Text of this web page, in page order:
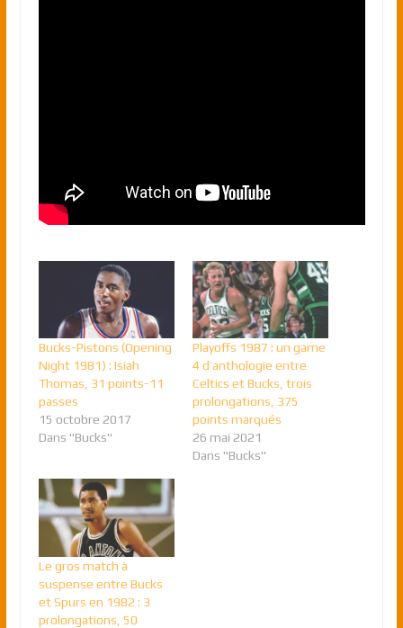
Bucks-Pistons (Opening
Night 1981) : Isiah
Thomas, 31 points-11
passes
15 octobre 2017
Dans "Bucks"
Playoffs 1987 : un game
4 d’anthologie entre
Celtics et Bucks, trois
prolongations, 375
points marqués
26 mai 2021
Dans "Bucks"
Le gros match à
suspense entre Bucks
et Spurs en 1982 : 3
prolongations, 50